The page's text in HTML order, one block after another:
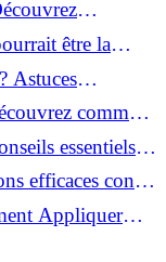
la
être la
Astuces
comment
essentiels
efficaces contre
Appliquer